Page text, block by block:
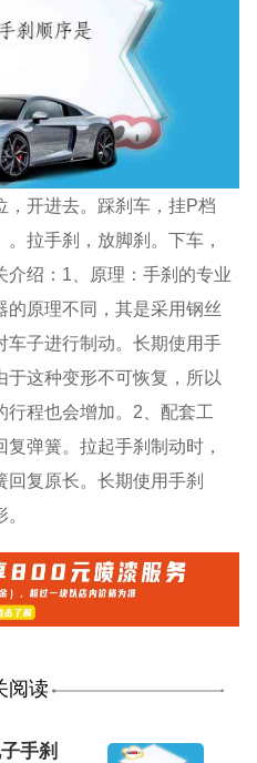
，开进去。踩刹车，挂P档
。拉手刹，放脚刹。下车，
介绍：1、原理：手刹的专业
的原理不同，其是采用钢丝
车子进行制动。长期使用手
于这种变形不可恢复，所以
程也会增加。2、配套工
弹簧。拉起手刹制动时，
回复原长。长期使用手刹
阅读
手刹